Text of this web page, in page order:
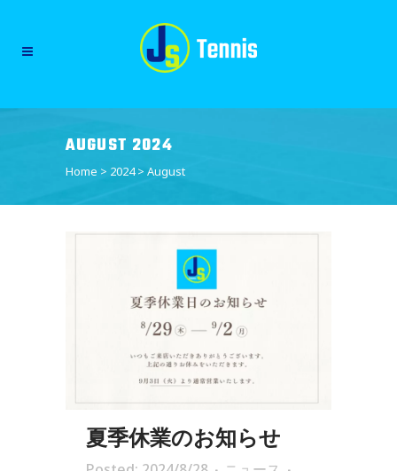
AUGUST 2024
Home > 2024> August
夏季休業のお知らせ